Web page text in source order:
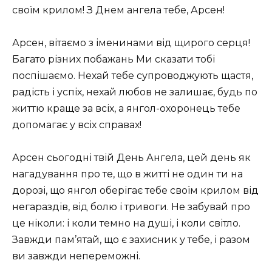
своїм крилом! З Днем ангела тебе, Арсен!
Арсен, вітаємо з іменинами від щирого серця!
Багато різних побажань Ми сказати тобі
поспішаємо. Нехай тебе супроводжують щастя,
радість і успіх, нехай любов не залишає, будь по
життю краще за всіх, а янгол-охоронець тебе
допомагає у всіх справах!
Арсен сьогодні твій День Ангела, цей день як
нагадування про те, що в житті не один ти на
дорозі, що янгол оберігає тебе своїм крилом від
негараздів, від болю і тривоги. Не забувай про
це ніколи: і коли темно на душі, і коли світло.
Завжди пам’ятай, що є захисник у тебе, і разом
ви завжди непереможні.